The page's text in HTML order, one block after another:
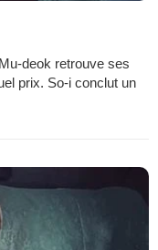
deok retrouve ses
prix. So-i conclut un